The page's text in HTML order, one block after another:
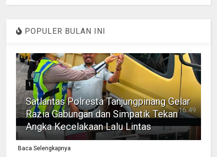
POPULER BULAN INI
1
Satlantas Polresta Tanjungpinang Gelar
Razia Gabungan dan Simpatik Tekan
Angka Kecelakaan Lalu Lintas
Baca Selengkapnya